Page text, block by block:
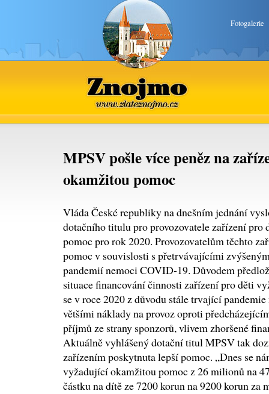
Fotogalerie
Znojmo
www.zlateznojmo.cz
MPSV pošle více peněz na
okamžitou pomoc
Vláda České republiky na dnešním jednání
dotačního titulu pro provozovatele zařízení
pomoc pro rok 2020. Provozovatelům těchto
pomoc v souvislosti s přetrvávajícími
pandemií nemoci COVID-19. Důvodem
situace financování činnosti zařízení pro děti
se v roce 2020 z důvodu stále trvající
většími náklady na provoz oproti
příjmů ze strany sponzorů, vlivem zhoršené
Aktuálně vyhlášený dotační titul MPSV tak
zařízením poskytnuta lepší pomoc. „Dnes se
vyžadující okamžitou pomoc z 26 milionů na
částku na dítě ze 7200 korun na 9200 korun za